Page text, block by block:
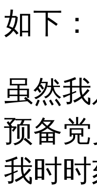
如下：
虽然
预备
我时